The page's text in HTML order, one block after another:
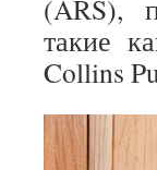
(ARS),
такие
Collins